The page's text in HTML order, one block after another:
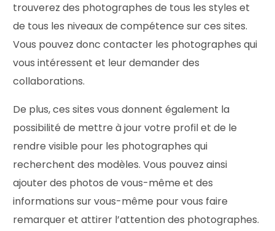
trouverez des photographes de tous les styles et
de tous les niveaux de compétence sur ces sites.
Vous pouvez donc contacter les photographes qui
vous intéressent et leur demander des
collaborations.
De plus, ces sites vous donnent également la
possibilité de mettre à jour votre profil et de le
rendre visible pour les photographes qui
recherchent des modèles. Vous pouvez ainsi
ajouter des photos de vous-même et des
informations sur vous-même pour vous faire
remarquer et attirer l’attention des photographes.